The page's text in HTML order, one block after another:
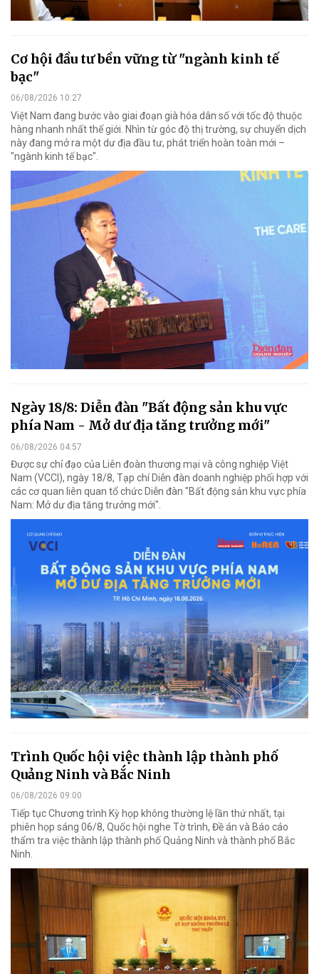
Cơ hội đầu tư bền vững từ "ngành kinh tế
bạc"
06/08/2026 10:27
Việt Nam đang bước vào giai đoạn già hóa dân số với tốc độ thuộc
hàng nhanh nhất thế giới. Nhìn từ góc độ thị trường, sự chuyển dịch
này đang mở ra một dư địa đầu tư, phát triển hoàn toàn mới –
"ngành kinh tế bạc".
Ngày 18/8: Diễn đàn "Bất động sản khu vực
phía Nam - Mở dư địa tăng trưởng mới"
06/08/2026 04:57
Được sự chỉ đạo của Liên đoàn thương mại và công nghiệp Việt
Nam (VCCI), ngày 18/8, Tạp chí Diễn đàn doanh nghiệp phối hợp với
các cơ quan liên quan tổ chức Diễn đàn "Bất động sản khu vực phía
Nam: Mở dư địa tăng trưởng mới".
Trình Quốc hội việc thành lập thành phố
Quảng Ninh và Bắc Ninh
06/08/2026 09:00
Tiếp tục Chương trình Kỳ họp không thường lệ lần thứ nhất, tại
phiên họp sáng 06/8, Quốc hội nghe Tờ trình, Đề án và Báo cáo
thẩm tra việc thành lập thành phố Quảng Ninh và thành phố Bắc
Ninh.